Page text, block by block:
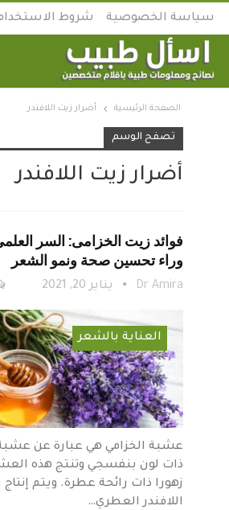
سياسة الخصوصية شروط
الصفحة الرئيسية أضرار زيت اللافندر
تصفح الوسم
أضرار زيت اللافندر
فوائد زيت الخزامى: السر
وراء تحسين صحة ونمو الشعر
Dr Amira يناير 20, 2021
العناية بالشعر
عشبة الخزامي هي عبارة عن
ذات لون بنفسجي وتنتج هذه
زهورا ذات رائحة عطرة. ويتم إنتاج
اللافندر العطري…